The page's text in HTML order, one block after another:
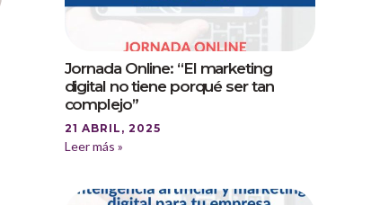
Jornada Online: “El marketing
digital no tiene porqué ser tan
complejo”
21 ABRIL, 2025
Leer más »